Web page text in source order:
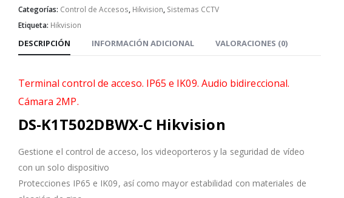
Categorías: Control de Accesos, Hikvision, Sistemas CCTV
Etiqueta: Hikvision
DESCRIPCIÓN INFORMACIÓN ADICIONAL VALORACIONES (0)
Terminal control de acceso. IP65 e IK09. Audio bidireccional.
Cámara 2MP.
DS-K1T502DBWX-C Hikvision
Gestione el control de acceso, los videoporteros y la seguridad de vídeo
con un solo dispositivo
Protecciones IP65 e IK09, así como mayor estabilidad con materiales de